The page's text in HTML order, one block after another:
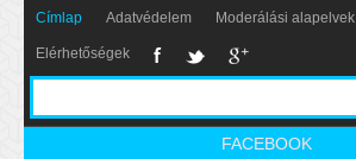
Címlap Adatvédelem Moderálási alapelvek
Elérhetőségek
FACEBOOK